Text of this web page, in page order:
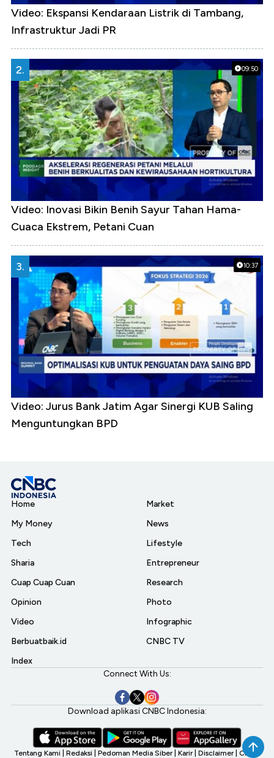
Video: Ekspansi Kendaraan Listrik di Tambang,
Infrastruktur Jadi PR
09:50
2.
Video: Inovasi Bikin Benih Sayur Tahan Hama-
Cuaca Ekstrem, Petani Cuan
10:37
3.
Video: Jurus Bank Jatim Agar Sinergi KUB Saling
Menguntungkan BPD
Home
My Money
Tech
Sharia
Cuap Cuap Cuan
Opinion
Video
Berbuatbaik.id
Index
Market
News
Lifestyle
Entrepreneur
Research
Photo
Infographic
CNBC TV
Connect With Us:
Download aplikasi CNBC Indonesia:
Tentang Kami Redaksi Pedoman Media Siber Karir Disclaimer CNBC